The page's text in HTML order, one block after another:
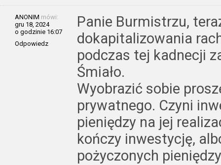
ANONIM mówi:
gru 18, 2024
o godzinie 16:07
Odpowiedz
Panie Burmistrzu,
dokapitalizowania
podczas tej kadnecji
Śmiało.
Wyobrazić sobie
prywatnego. Czyni
pieniędzy na jej
kończy inwestycję,
pożyczonych